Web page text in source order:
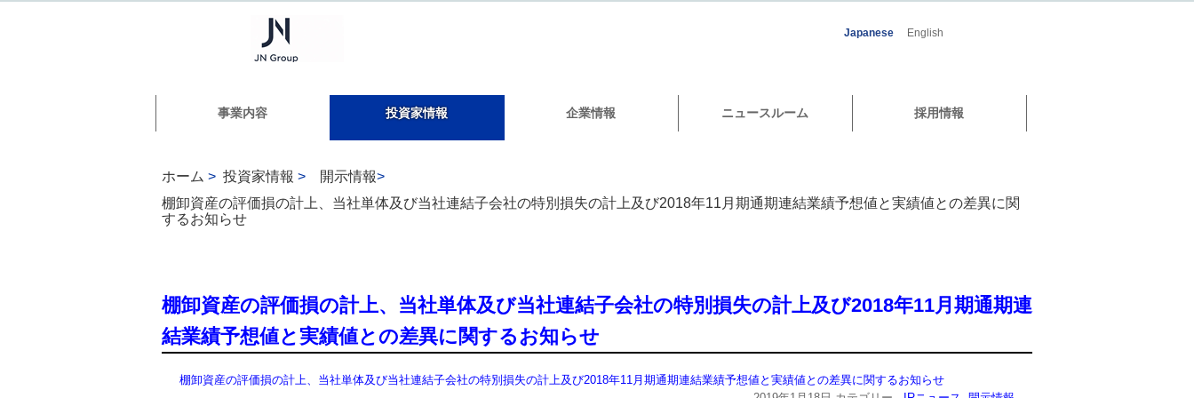
Japanese English
事業内容 投資家情報 企業情報 ニュースルーム 採用情報
ホーム > 投資家情報 > 開示情報>
棚卸資産の評価損の計上、当社単体及び当社連結子会社の特別損失の計上及び2018年11月期通期連結業績予想値と実績値との差異に関
するお知らせ
棚卸資産の評価損の計上、当社単体及び当社連結子会社の特別損失の計上及び2018年11月期通期連
結業績予想値と実績値との差異に関するお知らせ
棚卸資産の評価損の計上、当社単体及び当社連結子会社の特別損失の計上及び2018年11月期通期連結業績予想値と実績値との差異に関するお知らせ